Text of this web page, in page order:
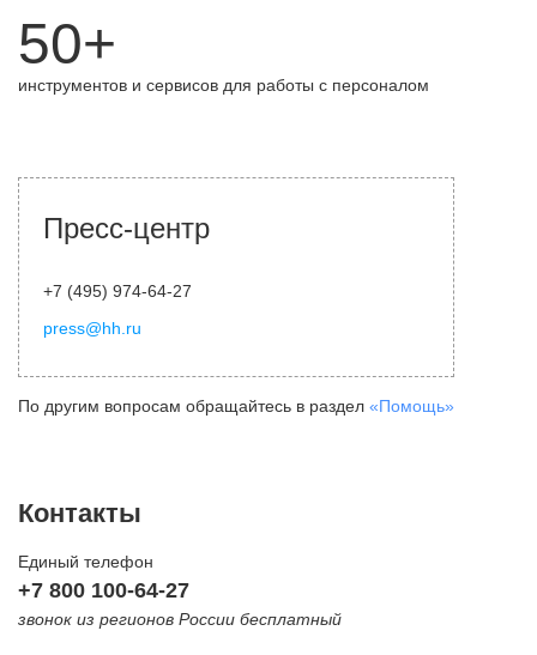
50+
инструментов и сервисов для работы с персоналом
Пресс-центр
+7 (495) 974-64-27
press@hh.ru
По другим вопросам обращайтесь в раздел «Помощь»
Контакты
Единый телефон
+7 800 100-64-27
звонок из регионов России бесплатный